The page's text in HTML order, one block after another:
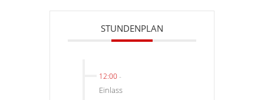
STUNDENPLAN
12:00-
Einlass